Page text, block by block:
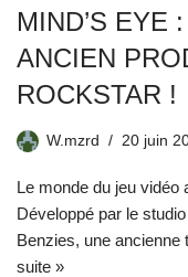
MIND’S EYE
ANCIEN
ROCKSTAR !
W.mzrd 20 juin
Le monde du jeu vidéo
Développé par le
Benzies, une
suite »